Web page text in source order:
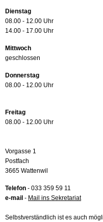
Dienstag
08.00 - 12.00 Uhr
14.00 - 17.00 Uhr
Mittwoch
geschlossen
Donnerstag
08.00 - 12.00 Uhr
Freitag
08.00 - 12.00 Uhr
Vorgasse 1
Postfach
3665 Wattenwil
Telefon - 033 359 59 11
e-mail - Mail ins Sekretariat
Selbstverständlich ist es auch